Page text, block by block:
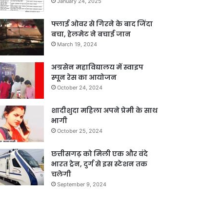
फ्लाई ओवर से गिरने के बाद जिंदा
बचा, हेलमेट ने बचाई जान
March 19, 2024
अग्रसेन महाविद्यालय में स्वाइप
स्पून रेस का आयोजन
October 24, 2024
शादीशुदा महिला अपने प्रेमी के साथ
भागी
October 25, 2024
छत्तीसगढ़ को मिली एक और वंदे
भारत ट्रेन, दुर्ग से इस स्टेशन तक
चलेगी
September 9, 2024